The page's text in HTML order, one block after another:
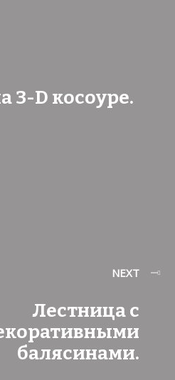
3-D косоуре.
NEXT
Лестница с
балясинами.